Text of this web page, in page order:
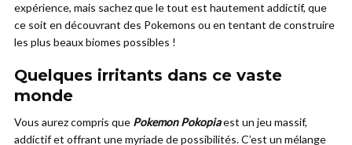
expérience, mais sachez que le tout est hautement addictif, que
ce soit en découvrant des Pokemons ou en tentant de construire
les plus beaux biomes possibles !
Quelques irritants dans ce vaste
monde
Vous aurez compris que Pokemon Pokopiaest un jeu massif,
addictif et offrant une myriade de possibilités. C’est un mélange